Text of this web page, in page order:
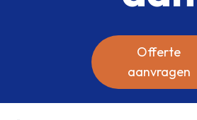
Offerte
aanvragen